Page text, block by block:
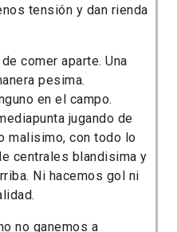
tensión y dan rienda
comer aparte. Una
pesima.
en el campo.
jugando de
malisimo, con todo lo
centrales blandisima y
Ni hacemos gol ni
no ganemos a